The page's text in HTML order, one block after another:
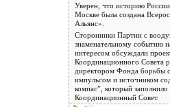
Уверен, что историю
Москве была создана
Альянс».
Сторонники Партии с
знаменательному событию
интересом обсуждали
Координационного Совета
директором Фонда борьбы
импульсом и источником
компас”, который
Координационный Совет.